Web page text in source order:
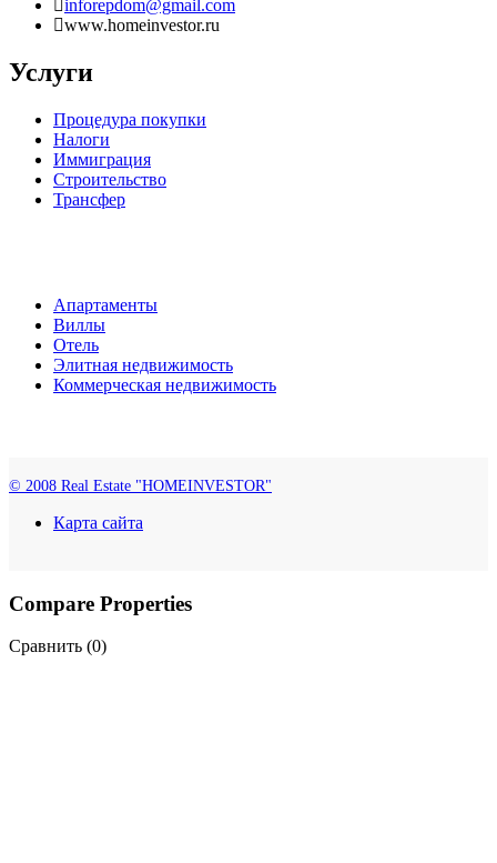
inforepdom@gmail.com
www.homeinvestor.ru
Услуги
Процедура покупки
Налоги
Иммиграция
Строительство
Трансфер
Апартаменты
Виллы
Отель
Элитная недвижимость
Коммерческая недвижимость
© 2008 Real Estate "HOMEINVESTOR"
Карта сайта
Compare Properties
Сравнить (0)